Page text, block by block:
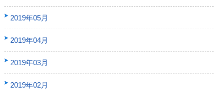
2019年05月
2019年04月
2019年03月
2019年02月